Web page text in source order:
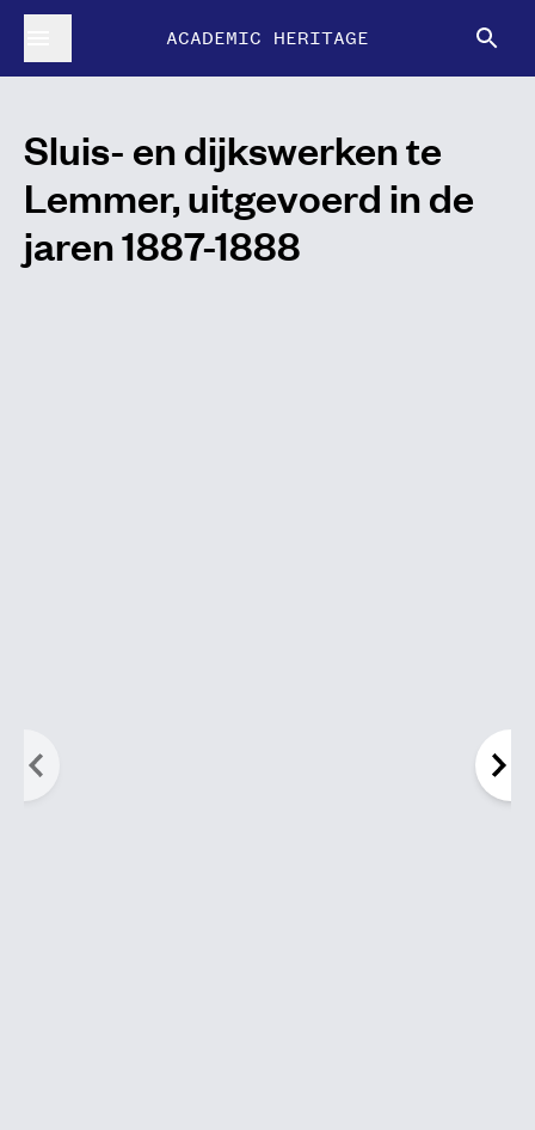
ACADEMIC HERITAGE
Sluis- en dijkswerken te
Lemmer, uitgevoerd in de
jaren 1887-1888